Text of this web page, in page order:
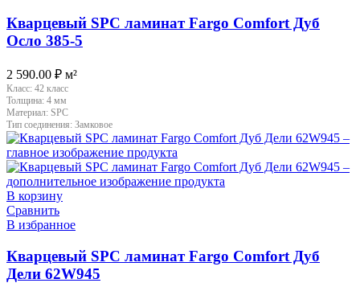
Кварцевый SPC ламинат Fargo Comfort Дуб
Осло 385-5
2 590.00 ₽ м²
Класс: 42 класс
Толщина: 4 мм
Материал: SPC
Тип соединения: Замковое
В корзину
Сравнить
В избранное
Кварцевый SPC ламинат Fargo Comfort Дуб
Дели 62W945